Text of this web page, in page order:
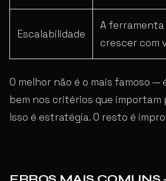
Escalabilidade
A
crescer com
O melhor não é o mais famoso —
bem nos critérios que importam
Isso é estratégia. O resto é